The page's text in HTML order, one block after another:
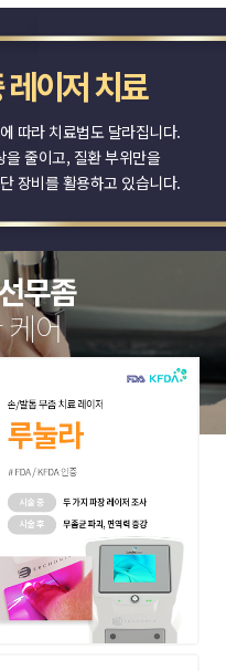
레이저 치료
따라 치료법도 달라집니다.
줄이고, 질환 부위만을
장비를 활용하고 있습니다.
무좀
케어